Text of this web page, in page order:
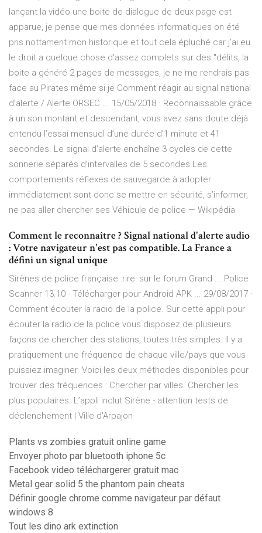
lançant la vidéo une boite de dialogue de deux page est
apparue, je pense que mes données informatiques on été
pris nottament mon historique et tout cela épluché car j'ai eu
le droit a quelque chose d'assez complets sur des "délits, la
boite a généré 2 pages de messages, je ne me rendrais pas
face au Pirates même si je Comment réagir au signal national
d’alerte / Alerte ORSEC ... 15/05/2018 · Reconnaissable grâce
à un son montant et descendant, vous avez sans doute déjà
entendu l’essai mensuel d’une durée d’1 minute et 41
secondes. Le signal d’alerte enchaîne 3 cycles de cette
sonnerie séparés d’intervalles de 5 secondes.Les
comportements réflexes de sauvegarde à adopter
immédiatement sont donc se mettre en sécurité, s’informer,
ne pas aller chercher ses Véhicule de police — Wikipédia
Comment le reconnaître ? Signal national d'alerte audio
: Votre navigateur n'est pas compatible. La France a
défini un signal unique
Sirènes de police française :rire: sur le forum Grand ... Police
Scanner 13.10 - Télécharger pour Android APK ... 29/08/2017 ·
Comment écouter la radio de la police. Sur cette appli pour
écouter la radio de la police vous disposez de plusieurs
façons de chercher des stations, toutes très simples. Il y a
pratiquement une fréquence de chaque ville/pays que vous
puissiez imaginer. Voici les deux méthodes disponibles pour
trouver des fréquences : Chercher par villes. Chercher les
plus populaires. L’appli inclut Sirène - attention tests de
déclenchement | Ville d'Arpajon
Plants vs zombies gratuit online game
Envoyer photo par bluetooth iphone 5c
Facebook video téléchargerer gratuit mac
Metal gear solid 5 the phantom pain cheats
Définir google chrome comme navigateur par défaut
windows 8
Tout les dino ark extinction